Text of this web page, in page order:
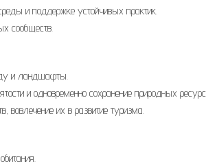
и поддержке устойчивых практик.
сообществ.
и ландшафты.
и одновременно сохранение природных
вовлечение их в развитие туризма.